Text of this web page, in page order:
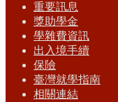
重要訊息
獎助學金
學雜費資訊
出入境手續
保險
臺灣就學指南
相關連結